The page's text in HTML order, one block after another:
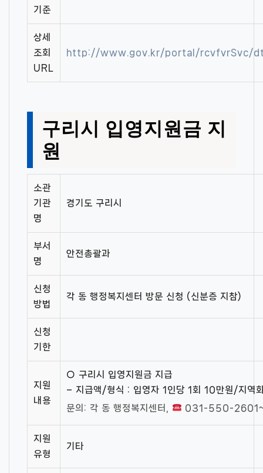
기준
상세
조회
URL
http://www.gov.kr/portal/rcvfvrSvc/
구리시 입영지원금 지
원
소관
기관
명
경기도 구리시
부서
명
안전총괄과
신청
방법
각 동 행정복지센터 방문 신청 (신분증 지참)
신청
기한
지원
내용
○ 구리시 입영지원금 지급
– 지급액/형식 : 입영자 1인당 1회 10만원/지역
문의: 각 동 행정복지센터,
031-550-
지원
유형
기타